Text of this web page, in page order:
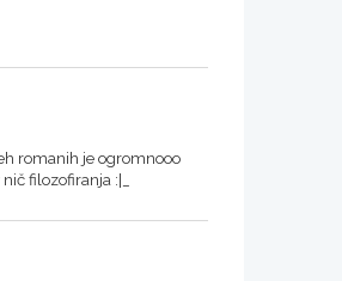
romanih je ogromnooo
filozofiranja :|_